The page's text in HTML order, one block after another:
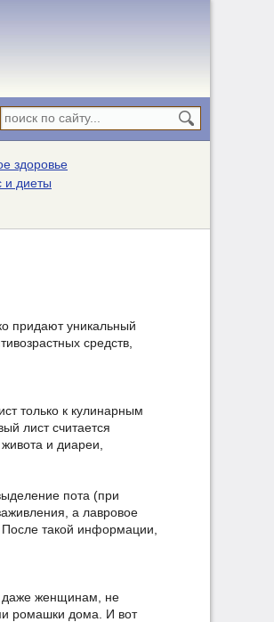
здоровье
и диеты
придают уникальный
средств,
только к кулинарным
лист считается
и диареи,
пота (при
а лавровое
такой информации,
даже женщинам, не
ромашки дома. И вот